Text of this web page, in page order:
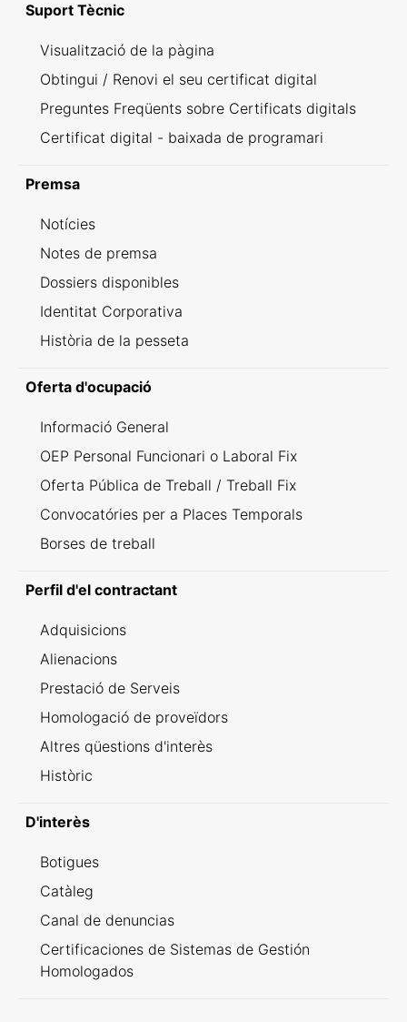
Suport Tècnic
Visualització de la pàgina
Obtingui / Renovi el seu certificat digital
Preguntes Freqüents sobre Certificats digitals
Certificat digital - baixada de programari
Premsa
Notícies
Notes de premsa
Dossiers disponibles
Identitat Corporativa
Història de la pesseta
Oferta d'ocupació
Informació General
OEP Personal Funcionari o Laboral Fix
Oferta Pública de Treball / Treball Fix
Convocatóries per a Places Temporals
Borses de treball
Perfil d'el contractant
Adquisicions
Alienacions
Prestació de Serveis
Homologació de proveïdors
Altres qüestions d'interès
Històric
D'interès
Botigues
Catàleg
Canal de denuncias
Certificaciones de Sistemas de Gestión
Homologados